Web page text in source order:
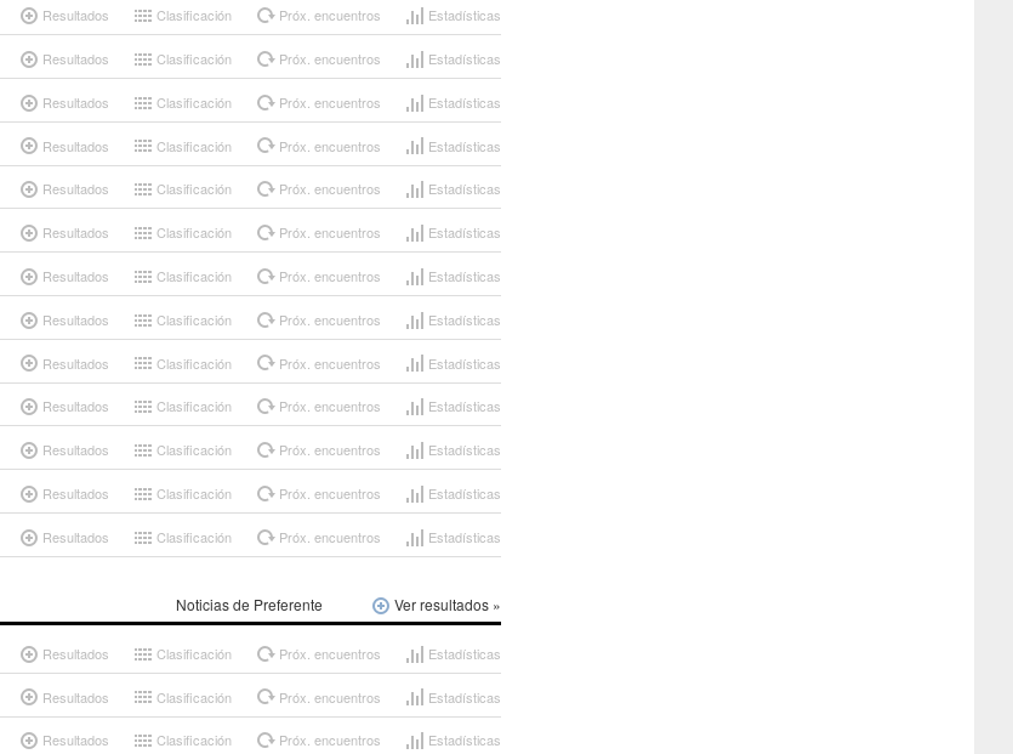
Estadísticas
Próx. encuentros
Clasificación
Resultados
Estadísticas
Próx. encuentros
Clasificación
Resultados
Estadísticas
Próx. encuentros
Clasificación
Resultados
Estadísticas
Próx. encuentros
Clasificación
Resultados
Estadísticas
Próx. encuentros
Clasificación
Resultados
Estadísticas
Próx. encuentros
Clasificación
Resultados
Estadísticas
Próx. encuentros
Clasificación
Resultados
Estadísticas
Próx. encuentros
Clasificación
Resultados
Estadísticas
Próx. encuentros
Clasificación
Resultados
Estadísticas
Próx. encuentros
Clasificación
Resultados
Estadísticas
Próx. encuentros
Clasificación
Resultados
Estadísticas
Próx. encuentros
Clasificación
Resultados
Estadísticas
Próx. encuentros
Clasificación
Resultados
Ver resultados »
Noticias de Preferente
Estadísticas
Próx. encuentros
Clasificación
Resultados
Estadísticas
Próx. encuentros
Clasificación
Resultados
Estadísticas
Próx. encuentros
Clasificación
Resultados